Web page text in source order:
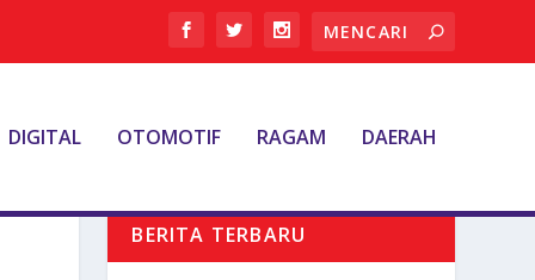
DIGITAL OTOMOTIF RAGAM DAERAH
BERITA TERBARU